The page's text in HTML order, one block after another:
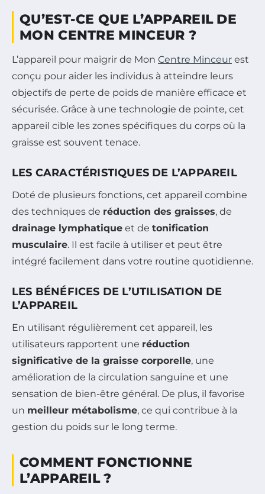
QU’EST-CE QUE L’APPAREIL DE
MON CENTRE MINCEUR ?
L’appareil pour maigrir de Mon Centre Minceur est
conçu pour aider les individus à atteindre leurs
objectifs de perte de poids de manière efficace et
sécurisée. Grâce à une technologie de pointe, cet
appareil cible les zones spécifiques du corps où la
graisse est souvent tenace.
LES CARACTÉRISTIQUES DE L’APPAREIL
Doté de plusieurs fonctions, cet appareil combine
des techniques de réduction des graisses, de
drainage lymphatique et de tonification
musculaire. Il est facile à utiliser et peut être
intégré facilement dans votre routine quotidienne.
LES BÉNÉFICES DE L’UTILISATION DE
L’APPAREIL
En utilisant régulièrement cet appareil, les
utilisateurs rapportent une réduction
significative de la graisse corporelle, une
amélioration de la circulation sanguine et une
sensation de bien-être général. De plus, il favorise
un meilleur métabolisme, ce qui contribue à la
gestion du poids sur le long terme.
COMMENT FONCTIONNE
L’APPAREIL ?